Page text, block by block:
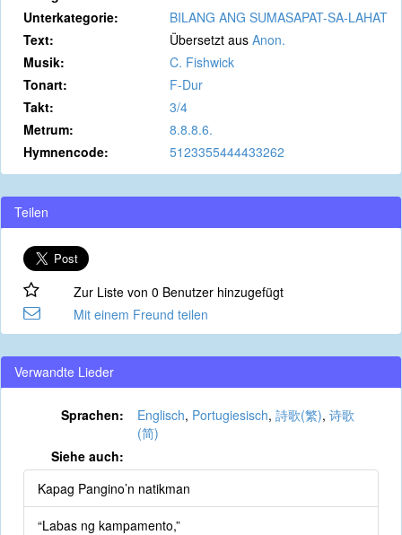
Unterkategorie:
BILANG ANG SUMASAPAT-SA-LAHAT
Text:
Übersetzt aus Anon.
Musik:
C. Fishwick
Tonart:
F-Dur
Takt:
3/4
Metrum:
8.8.8.6.
Hymnencode:
5123355444433262
Teilen
Zur Liste von 0 Benutzer hinzugefügt
Mit einem Freund teilen
Verwandte Lieder
Sprachen: Englisch, Portugiesisch, 詩歌(繁), 诗歌
(简)
Siehe auch:
Kapag Pangino’n natikman
“Labas ng kampamento,”